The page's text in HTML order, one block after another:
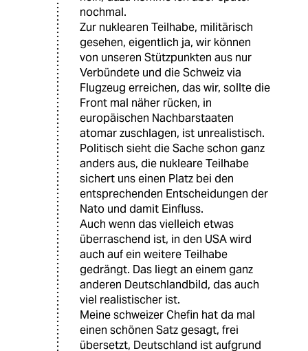
nochmal.
Zur nuklearen Teilhabe, militärisch
gesehen, eigentlich ja, wir können
von unseren Stützpunkten aus nur
Verbündete und die Schweiz via
Flugzeug erreichen, das wir, sollte die
Front mal näher rücken, in
europäischen Nachbarstaaten
atomar zuschlagen, ist unrealistisch.
Politisch sieht die Sache schon ganz
anders aus, die nukleare Teilhabe
sichert uns einen Platz bei den
entsprechenden Entscheidungen der
Nato und damit Einfluss.
Auch wenn das vielleich etwas
überraschend ist, in den USA wird
auch auf ein weitere Teilhabe
gedrängt. Das liegt an einem ganz
anderen Deutschlandbild, das auch
viel realistischer ist.
Meine schweizer Chefin hat da mal
einen schönen Satz gesagt, frei
übersetzt, Deutschland ist aufgrund